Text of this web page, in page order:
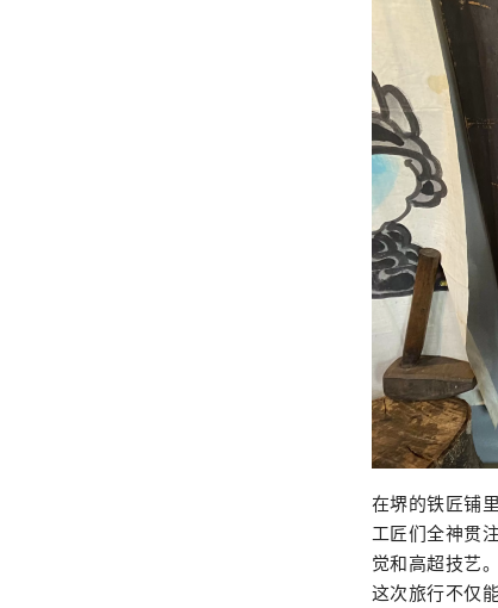
在堺的铁匠铺
工匠们全神贯
觉和高超技艺。
这次旅行不仅